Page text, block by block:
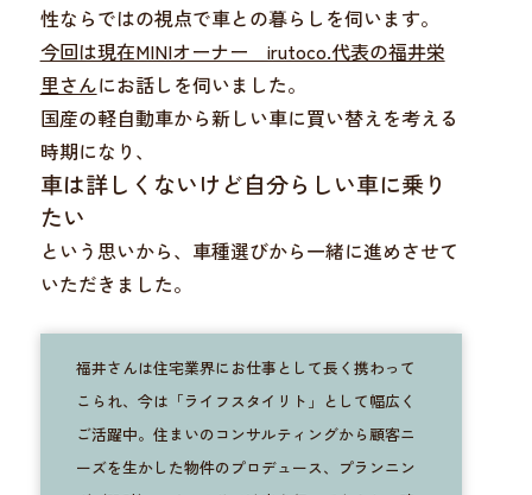
性ならではの視点で車との暮らしを伺います。
今回は現在MINIオーナー irutoco.代表の福井栄
里さんにお話しを伺いました。
国産の軽自動車から新しい車に買い替えを考える
時期になり、
車は詳しくないけど自分らしい車に乗り
たい
という思いから、車種選びから一緒に進めさせて
いただきました。
福井さんは住宅業界にお仕事として長く携わって
こられ、今は「ライフスタイリト」として幅広く
ご活躍中。住まいのコンサルティングから顧客ニ
ーズを生かした物件のプロデュース、プランニン